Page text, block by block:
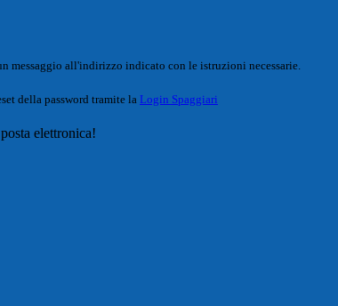
messaggio all'indirizzo indicato con le istruzioni necessarie.
della password tramite la Login Spaggiari
elettronica!